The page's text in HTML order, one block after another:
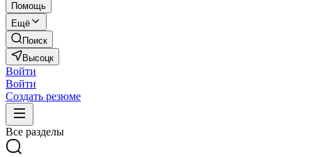
Помощь
Ещё
Поиск
Высоцк
Войти
Войти
Создать резюме
Все разделы